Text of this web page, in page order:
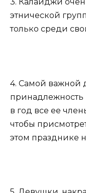
этнической
только среди
4. Самой важной
принадлежность
в год все ее
чтобы
этом празднике